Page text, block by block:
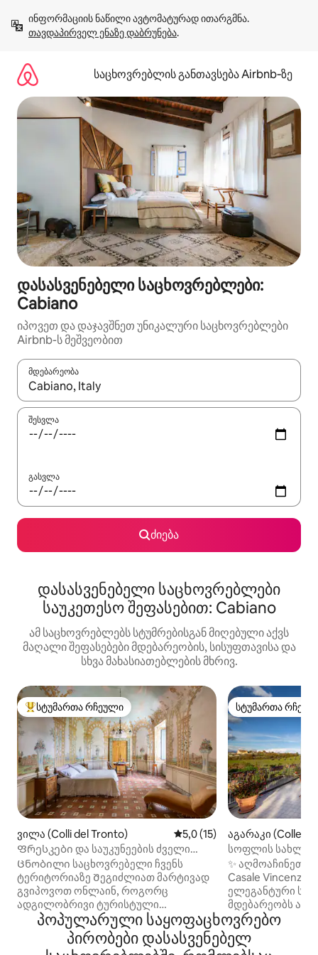
გადასვლა
თავდაპირველ ენაზე დაბრუნება.
საცხოვრებლის განთავსება Airbnb‑ზე
დასასვენებელი საცხოვრებლები:
Cabiano
იპოვეთ და დაჯავშნეთ უნიკალური საცხოვრებლები
Airbnb-ს მეშვეობით
მდებარეობა
როცა შედეგები ხელმისაწვდომი გახდება, ნავიგაციისთვის
შესვლა
გასვლა
ძიება
დასასვენებელი საცხოვრებლები
საუკეთესო შეფასებით: Cabiano
ამ საცხოვრებლებს სტუმრებისგან მიღებული აქვს
მაღალი შეფასებები მდებარეობის, სისუფთავისა და
სხვა მახასიათებლების მხრივ.
სტუმართა რჩეული მოწინავე ვარიანტი
სტუმართა რჩეული
ვილა (Colli del Tronto) საშუალო შეფასებაა 5‑დან
5,0 (15)
Ფრესკები და საუკუნეების ძველი
პარკი - ვილა მასტრანჯელო
Ცნობილი საცხოვრებელი ჩვენს
ტერიტორიაზე Შეგიძლიათ მარტივად
გვიპოვოთ ონლაინ, როგორც
ადგილობრივი ტურისტული
ღირსშესანიშნაობა. 1️‑
დამოუკიდებლად დაბინავება
შესაძლებელია ნებისმიერ დროს 2️‑
სტუმართა
სტუმართა
აგარაკი
სოფლის სახლი
ტერასით
​✨ აღმოაჩინეთ
Casale Vincenzo
ელეგანტური
მდებარეობს
ბაღებითა და
დიდი,
პოპულარული საყოფაცხოვრებო
პირობები დასასვენებელ